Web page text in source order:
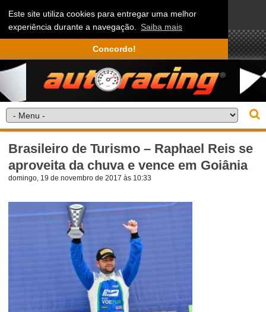
Este site utiliza cookies para entregar uma melhor
experiência durante a navegação. Saiba mais
Concordo!
Brasileiro de Turismo – Raphael Reis se
aproveita da chuva e vence em Goiânia
domingo, 19 de novembro de 2017 às 10:33